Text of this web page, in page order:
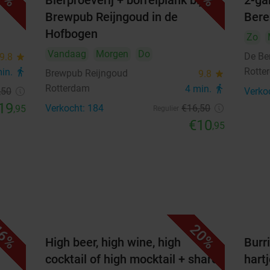
9.8 star
directions_walk
,95
Brewpub Reijngoud in de
Hofbogen
Vandaag Morgen
Do
Brewpub Reijngoud
9.8 star
Rotterdam 4 min. directions_walk
Verkocht: 184 €16,50
€10,95
Zo
De
20%
High beer, high wine, high
cocktail of high mocktail + shared
24 25 26 27 28 29 30
31
september 2026
Ma
Di Wo Zo
1 5
oktober 2026
Ma
Di Wo Do Vr Za Zo